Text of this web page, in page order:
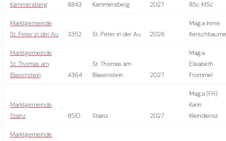
Kammersberg
8843
Kammersberg
2027
BSc MSc
Marktgemeinde
St. Peter in der Au
3352 St. Peter in der Au 2026
Mag.a Irene
Marktgemeinde
St. Thomas am
Blasenstein
4364
St. Thomas am
Blasenstein
2027
Mag.a
Elisabeth
Frommel
Marktgemeinde
Stainz
8510 Stainz 2027
Mag.a (FH)
Karin
Kleindienst
Marktgemeinde